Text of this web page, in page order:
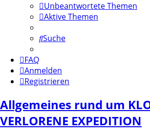
Unbeantwortete Themen
Aktive Themen
Suche
FAQ
Anmelden
Registrieren
Allgemeines rund um
VERLORENE EXPEDITION